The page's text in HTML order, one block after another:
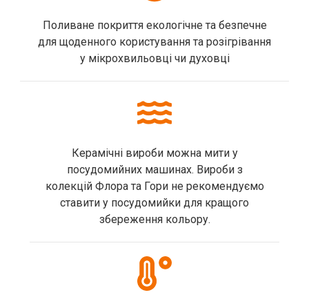
Поливане покриття екологічне та безпечне
для щоденного користування та розігрівання
у мікрохвильовці чи духовці
Керамічні вироби можна мити у
посудомийних машинах. Вироби з
колекцій Флора та Гори не рекомендуємо
ставити у посудомийки для кращого
збереження кольору.